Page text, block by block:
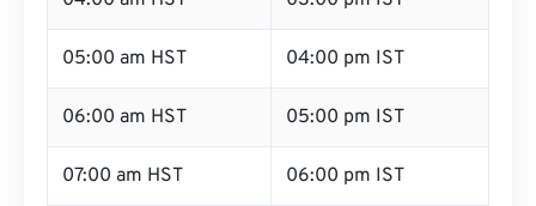
05:00 am HST 04:00 pm IST
06:00 am HST 05:00 pm IST
07:00 am HST 06:00 pm IST